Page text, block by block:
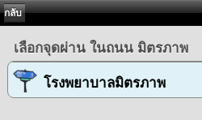
กลับ
เลือกจุดผ่าน ในถนน มิตรภาพ
โรงพยาบาลมิตรภาพ